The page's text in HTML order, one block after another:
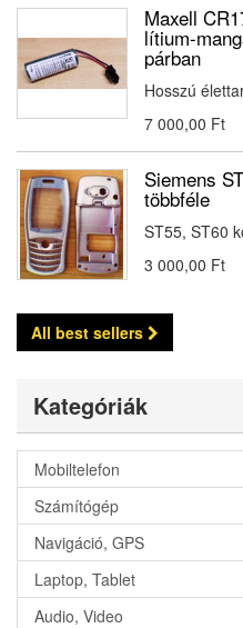
Maxell
lítium-
párban
Hosszú
7 000,00 Ft‎
Siemens
többféle
ST55, ST60
3 000,00 Ft‎
All best sellers
Kategóriák
Mobiltelefon
Számítógép
Navigáció, GPS
Laptop, Tablet
Audio, Video